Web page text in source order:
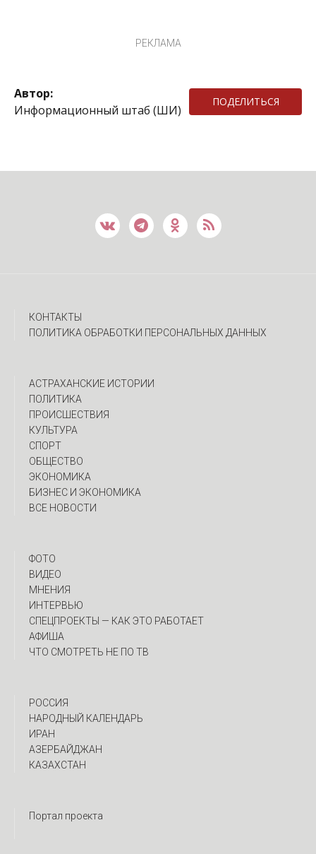
РЕКЛАМА
Автор:
Информационный штаб (ШИ)
ПОДЕЛИТЬСЯ
КОНТАКТЫ
ПОЛИТИКА ОБРАБОТКИ ПЕРСОНАЛЬНЫХ ДАННЫХ
АСТРАХАНСКИЕ ИСТОРИИ
ПОЛИТИКА
ПРОИСШЕСТВИЯ
КУЛЬТУРА
СПОРТ
ОБЩЕСТВО
ЭКОНОМИКА
БИЗНЕС И ЭКОНОМИКА
ВСЕ НОВОСТИ
ФОТО
ВИДЕО
МНЕНИЯ
ИНТЕРВЬЮ
CПЕЦПРОЕКТЫ — КАК ЭТО РАБОТАЕТ
АФИША
ЧТО СМОТРЕТЬ НЕ ПО ТВ
РОССИЯ
НАРОДНЫЙ КАЛЕНДАРЬ
ИРАН
АЗЕРБАЙДЖАН
КАЗАХСТАН
Портал проекта